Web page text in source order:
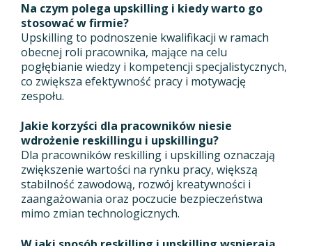
Na czym polega upskilling i kiedy warto go
stosować w firmie?
Upskilling to podnoszenie kwalifikacji w ramach
obecnej roli pracownika, mające na celu
pogłębianie wiedzy i kompetencji specjalistycznych,
co zwiększa efektywność pracy i motywację
zespołu.
Jakie korzyści dla pracowników niesie
wdrożenie reskillingu i upskillingu?
Dla pracowników reskilling i upskilling oznaczają
zwiększenie wartości na rynku pracy, większą
stabilność zawodową, rozwój kreatywności i
zaangażowania oraz poczucie bezpieczeństwa
mimo zmian technologicznych.